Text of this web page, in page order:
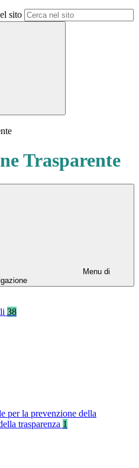
sito
Trasparente
Menu di
38
per la prevenzione della
trasparenza 1